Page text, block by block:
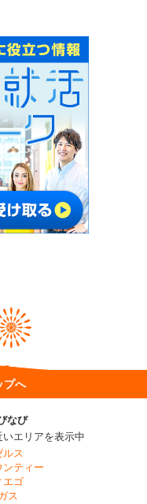
プへ
なび
エリアを表示中
ルス
ンティー
エゴ
ス